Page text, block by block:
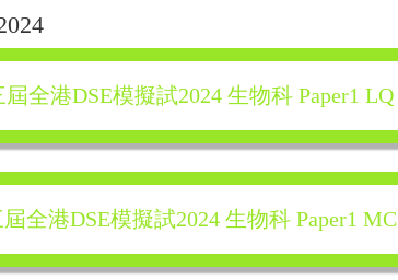
全港DSE模擬試2024 生物科 Paper1 LQ
全港DSE模擬試2024 生物科 Paper1 MC